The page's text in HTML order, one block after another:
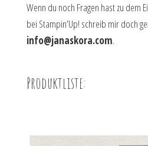
Wenn du noch Fragen hast zu dem
bei Stampin’Up! schreib mir doch
info@janaskora.com.
Produktliste: